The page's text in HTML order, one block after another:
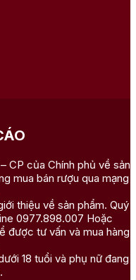
CP của Chính phủ về sản
mua bán rượu qua mạng
thiệu về sản phẩm. Quý
0977.898.007 Hoặc
được tư vấn và mua hàng
18 tuổi và phụ nữ đang